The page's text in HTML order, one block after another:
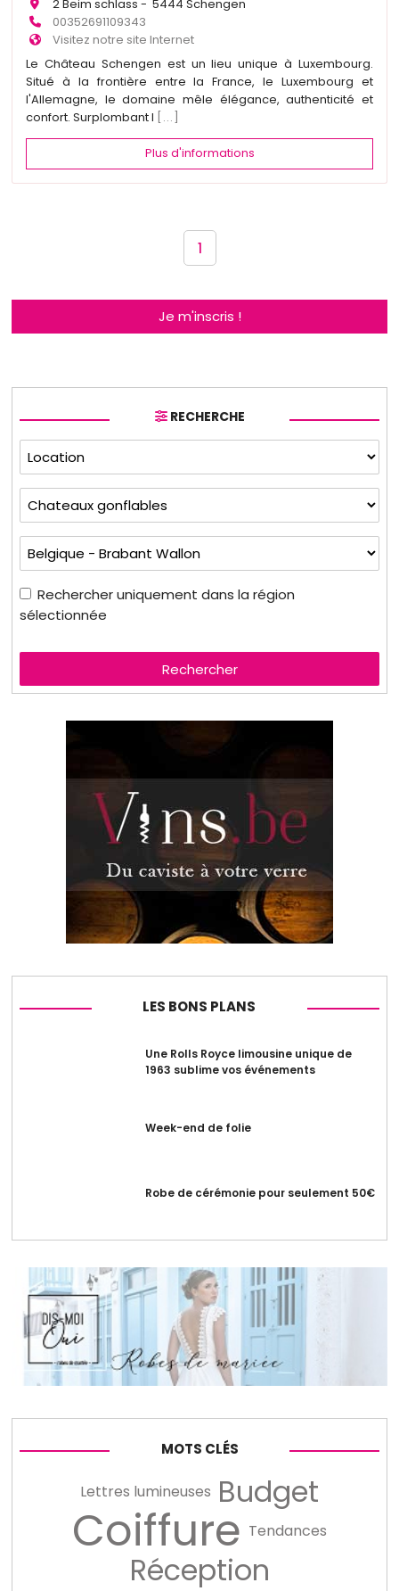
2 Beim schlass - 5444 Schengen
00352691109343
Visitez notre site Internet
Le Château Schengen est un lieu unique à Luxembourg.
Situé à la frontière entre la France, le Luxembourg et
l'Allemagne, le domaine mêle élégance, authenticité et
confort. Surplombant l [...]
Plus d'informations
1
Je m'inscris !
RECHERCHE
Rechercher uniquement dans la région
sélectionnée
Rechercher
LES BONS PLANS
Une Rolls Royce limousine unique de
1963 sublime vos événements
Week-end de folie
Robe de cérémonie pour seulement 50€
MOTS CLÉS
Lettres lumineuses Budget
Coiffure Tendances
Réception